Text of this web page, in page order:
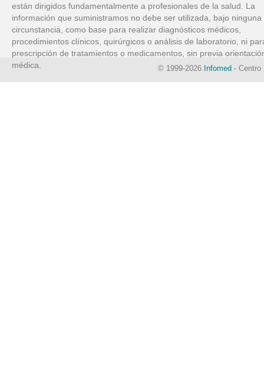
están dirigidos fundamentalmente a profesionales de la salud. La
información que suministramos no debe ser utilizada, bajo ninguna
circunstancia, como base para realizar diagnósticos médicos,
procedimientos clínicos, quirúrgicos o análisis de laboratorio, ni
prescripción de tratamientos o medicamentos, sin previa
médica.
© 1999-2026 Infomed - Centro